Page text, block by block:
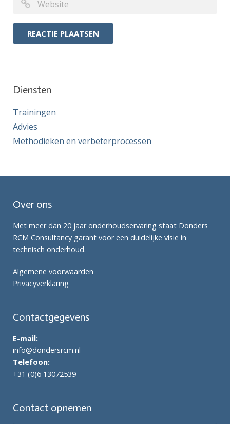
Diensten
Trainingen
Advies
Methodieken en verbeterprocessen
Over ons
Met meer dan 20 jaar onderhoudservaring staat Donders
RCM Consultancy garant voor een duidelijke visie in
technisch onderhoud.
Algemene voorwaarden
Privacyverklaring
Contactgegevens
E-mail:
info@dondersrcm.nl
Telefoon:
+31 (0)6 13072539
Contact opnemen